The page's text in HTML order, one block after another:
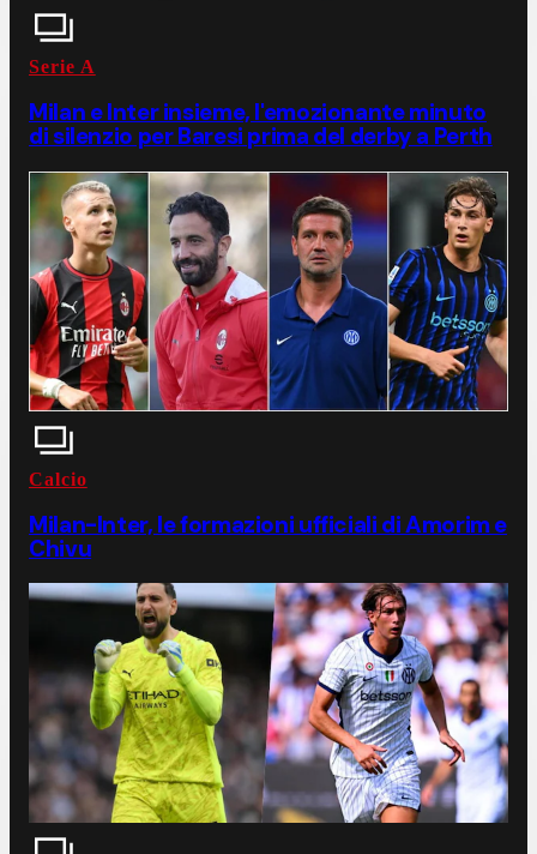
Serie A
Milan e Inter insieme, l'emozionante minuto
di silenzio per Baresi prima del derby a Perth
Calcio
Milan-Inter, le formazioni ufficiali di Amorim e
Chivu